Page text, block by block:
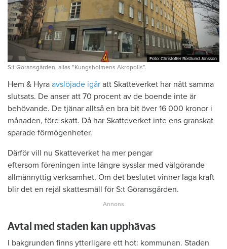
Foto: Christoffer Röstlund Jonsson
Foto: Christoffer Röstlund Jonsson
S:t Göransgården, alias ”Kungsholmens Akropolis”.
Hem & Hyra avslöjade igår att Skatteverket har nått samma
slutsats. De anser att 70 procent av de boende inte är
behövande. De tjänar alltså en bra bit över 16 000 kronor i
månaden, före skatt. Då har Skatteverket inte ens granskat
sparade förmögenheter.
Därför vill nu Skatteverket ha mer pengar
eftersom föreningen inte längre sysslar med välgörande
allmännyttig verksamhet. Om det beslutet vinner laga kraft
blir det en rejäl skattesmäll för S:t Göransgården.
Avtal med staden kan upphävas
I bakgrunden finns ytterligare ett hot: kommunen. Staden